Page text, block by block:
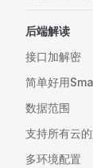
后端解读
接口加解密
简单好用
数据范围
支持所有云
多环境配置